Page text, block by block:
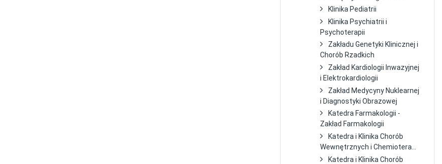
Klinika Pediatrii
Klinika Psychiatrii i
Psychoterapii
Zakładu Genetyki Klinicznej i
Chorób Rzadkich
Zakład Kardiologii Inwazyjnej
i Elektrokardiologii
Zakład Medycyny Nuklearnej
i Diagnostyki Obrazowej
Katedra Farmakologii -
Zakład Farmakologii
Katedra i Klinika Chorób
Wewnętrznych i Chemiotera...
Katedra i Klinika Chorób